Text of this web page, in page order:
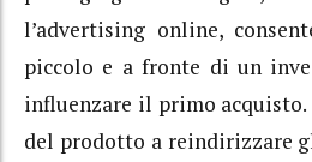
l’advertising online,
piccolo e a fronte di un
influenzare il primo acquisto.
del prodotto a reindirizzare